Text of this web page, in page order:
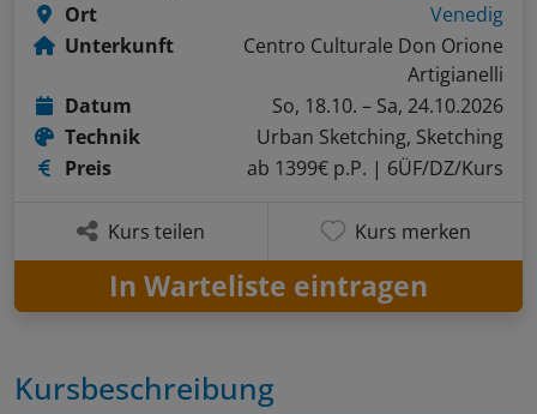
Kursbeschreibung
Ort
Venedig
Unterkunft
Centro Culturale Don Orione
Artigianelli
Datum
So, 18.10. – Sa, 24.10.2026
Technik
Urban Sketching, Sketching
Preis
ab 1399€ p.P. | 6ÜF/DZ/Kurs
Kurs teilen Kurs merken
In Warteliste eintragen